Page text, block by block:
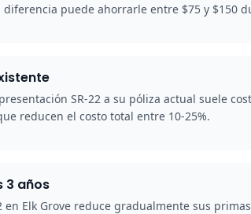
puede ahorrarle entre $75 y $150
SR-22 a su póliza actual suele
reducen el costo total entre 10-25%.
3 años
Elk Grove reduce gradualmente sus